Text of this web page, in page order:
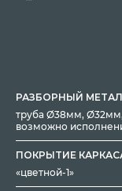
РАЗБОРНЫЙ
труба Ø38мм,
возможно
ПОКРЫТИЕ
«цветной-1»